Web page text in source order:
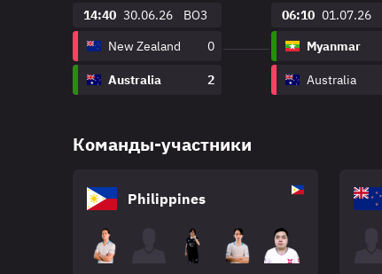
14:40 30.06.26
BO3
New Zealand
0
Australia 2
06:10 01.07.26
Myanmar
Australia
Команды-участники
Philippines